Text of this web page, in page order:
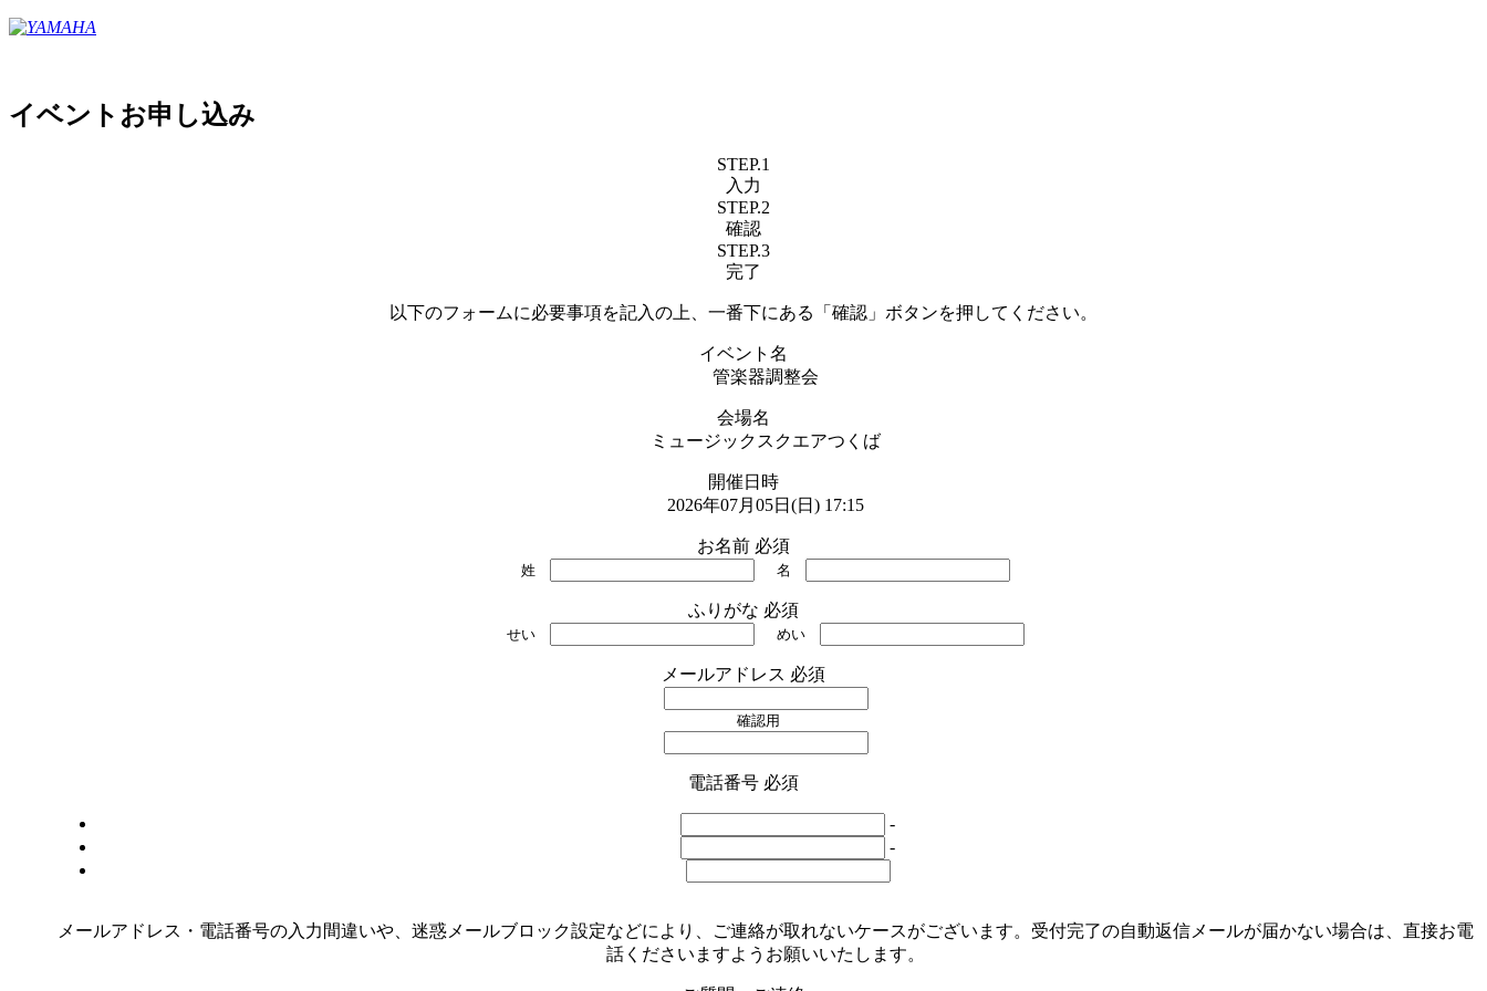
イベントお申し込み
STEP.1
入力
STEP.2
確認
STEP.3
完了
以下のフォームに必要事項を記入の上、一番下にある「確認」ボタンを押してください。
イベント名
管楽器調整会
会場名
ミュージックスクエアつくば
開催日時
2026年07月05日(日) 17:15
お名前 必須
姓 名
ふりがな 必須
せい めい
メールアドレス 必須
確認用
電話番号 必須
-
-
メールアドレス・電話番号の入力間違いや、迷惑メールブロック設定などにより、ご連絡が取れないケースがございます。受付完了の自動返信メールが届かない場合は、直接お電
話くださいますようお願いいたします。